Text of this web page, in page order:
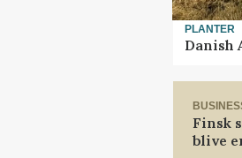
PLANTER
Danish
Finsk
blive